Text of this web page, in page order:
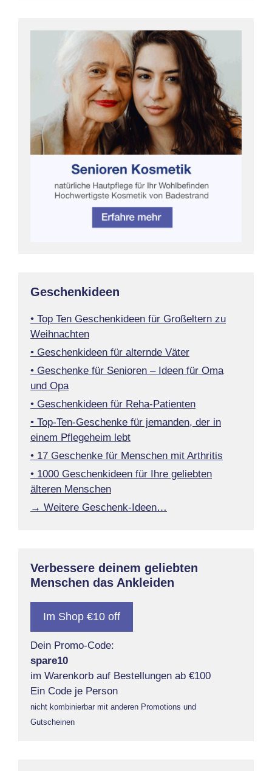
Geschenkideen
• Top Ten Geschenkideen für Großeltern zu
Weihnachten
• Geschenkideen für alternde Väter
• Geschenke für Senioren – Ideen für Oma
und Opa
• Geschenkideen für Reha-Patienten
• Top-Ten-Geschenke für jemanden, der in
einem Pflegeheim lebt
• 17 Geschenke für Menschen mit Arthritis
• 1000 Geschenkideen für Ihre geliebten
älteren Menschen
→ Weitere Geschenk-Ideen…
Verbessere deinem geliebten
Menschen das Ankleiden
Im Shop €10 off
Dein Promo-Code:
spare10
im Warenkorb auf Bestellungen ab €100
Ein Code je Person
nicht kombinierbar mit anderen Promotions und
Gutscheinen